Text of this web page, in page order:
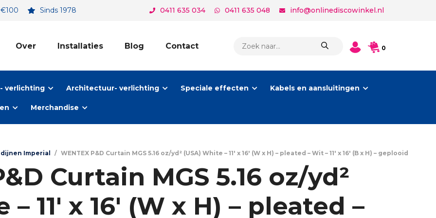
Sinds 1978 0411 635 034 0411 635 048 info@onlinediscowinkel.nl
Over Installaties Blog Contact
ZOEKEN
0
verlichting Architectuur- verlichting Speciale effecten Kabels en aansluitingen
Merchandise
Imperial / WENTEX P&D Curtain MGS 5.16 oz/yd² (USA) White – 11′ x 16′ (W x H) – pleated – Wit – 11′ x 16′ (B x H) – geplooid
Curtain MGS 5.16 oz/yd²
11′ x 16′ (W x H) – pleated –